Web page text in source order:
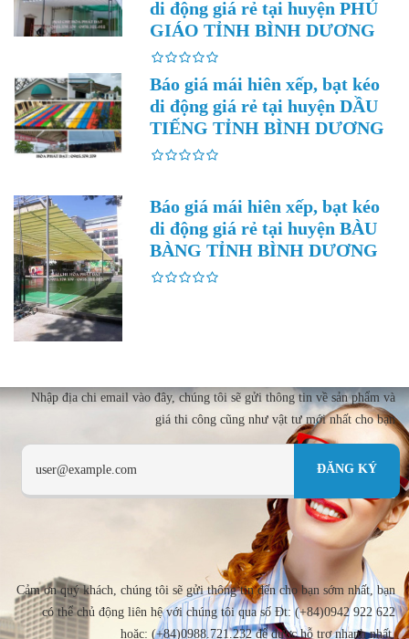
di động giá rẻ tại huyện PHÚ
GIÁO TỈNH BÌNH DƯƠNG
Báo giá mái hiên xếp, bạt kéo
di động giá rẻ tại huyện DẦU
TIẾNG TỈNH BÌNH DƯƠNG
Báo giá mái hiên xếp, bạt kéo
di động giá rẻ tại huyện BÀU
BÀNG TỈNH BÌNH DƯƠNG
Nhập địa chi email vào đây, chúng tôi sẽ gửi thông tin về sản phẩm và
giá thi công cũng như vật tư mới nhất cho bạn
Cảm ơn quý khách, chúng tôi sẽ gửi thông tin đến cho bạn sớm nhất, bạn
có thể chủ động liên hệ với chúng tôi qua số Đt: (+84)0942 922 622
hoặc: (+84)0988.721.232 để được hỗ trợ nhanh nhất.